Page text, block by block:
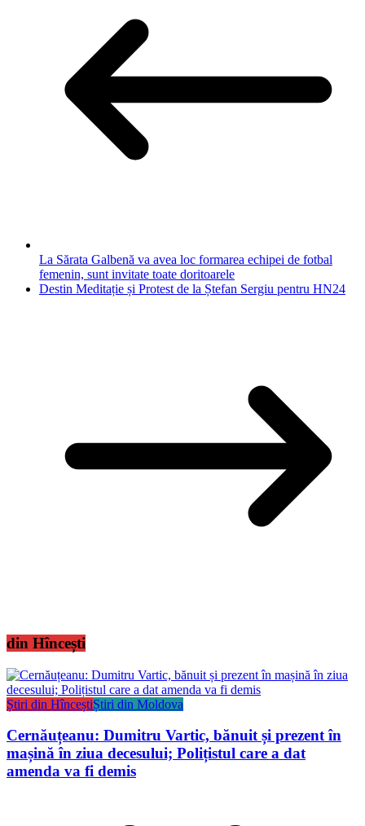
La Sărata Galbenă va avea loc formarea echipei de fotbal
femenin, sunt invitate toate doritoarele
Destin Meditație și Protest de la Ștefan Sergiu pentru HN24
din Hîncești
Știri din HînceștiȘtiri din Moldova
Cernăuțeanu: Dumitru Vartic, bănuit și prezent în
mașină în ziua decesului; Polițistul care a dat
amenda va fi demis